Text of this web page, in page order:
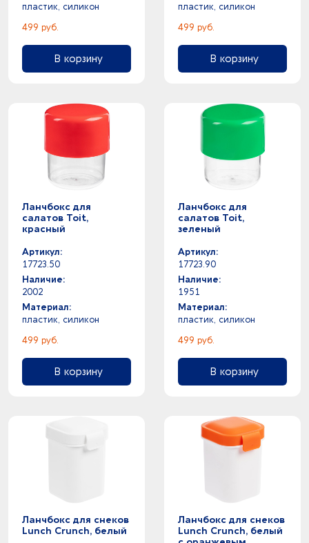
пластик, силикон
499 руб.
В корзину
пластик, силикон
499 руб.
В корзину
Ланчбокс для
салатов Toit,
красный
Артикул:
17723.50
Наличие:
2002
Материал:
пластик, силикон
499 руб.
В корзину
Ланчбокс для
салатов Toit,
зеленый
Артикул:
17723.90
Наличие:
1951
Материал:
пластик, силикон
499 руб.
В корзину
Ланчбокс для снеков
Lunch Crunch, белый
Ланчбокс для снеков
Lunch Crunch, белый